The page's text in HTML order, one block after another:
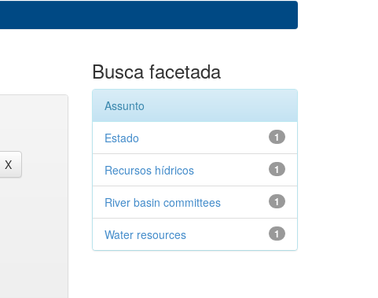
Busca facetada
Assunto
1
Estado
1
Recursos hídricos
1
River basin committees
1
Water resources